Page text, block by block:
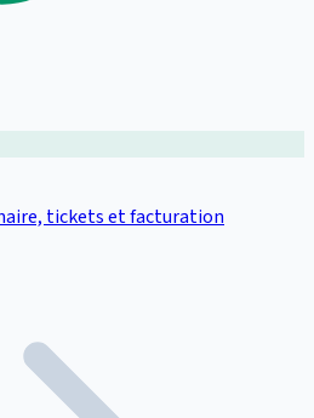
tickets et facturation